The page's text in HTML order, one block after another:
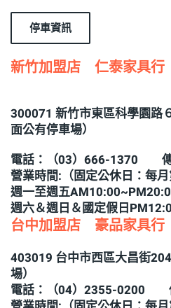
停車資訊
新竹加盟店 仁泰家具行
300071 新竹市東區科學園路
面公有停車場）
電話：（03）666-1370 傳
營業時間:（固定公休日：每月
週一至週五
週六＆週日＆國定假日
台中加盟店 豪品家具行
403019 台中市西區大昌街
場）
電話：（04）2355-0200